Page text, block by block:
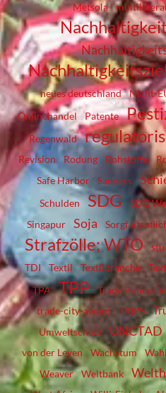
Metsola
neues deutschland
Nicht-
Onlinehandel
Patente
Regenwald
Revision Rodung Rohstoffe
Safe Harbor
Sanders
Schulden
SDG SDG
Singapur
Soja
Strafzölle; WTO
TDI
Textil Textilbranche
TPA TPP Trade Policy
trade-city-award TRIPS
Umweltschutz
UNCTAD
von der Leyen Wachstum
Weaver
Weltbank